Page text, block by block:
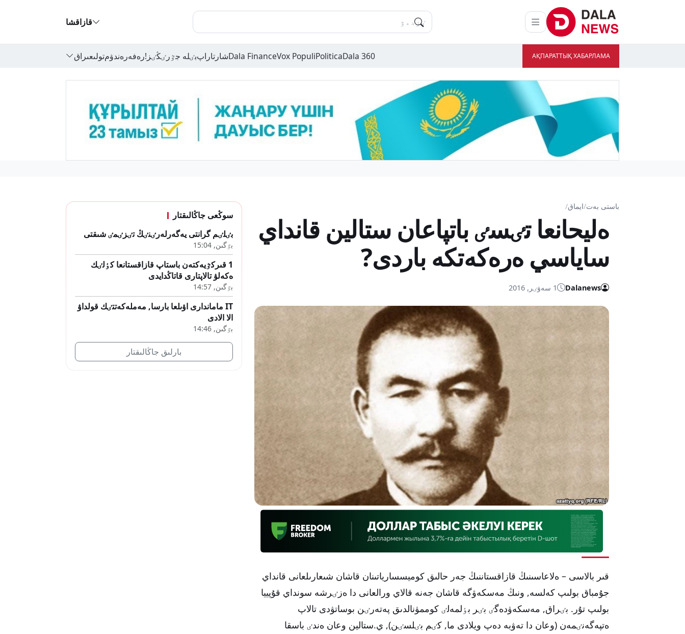
قازاقشا
АҚПАРАТТЫҚ ХАБАРЛАМА
Dala 360
Politica
Vox Populi
Dala Financeشارتاراپبٸلە جٷرٸڭٸز!رەفەرەندۋمتولىعىراق
باستى بەت/ايماق/
ەليحانعا تٸسٸ باتپاعان ستالين قانداي
ساياسي ەرەكەتكە باردى?
Dalanews 1 سەۋٸر, 2016
قىر بالاسى – ەلاعاسىنىڭ قازاقستاننىڭ جەر حالىق كوميسسارياتىنان قاشان شىعارىلعانى قانداي
جۇمباق بولىپ كەلسە, ونىڭ مەسكەۋگە قاشان جەنە قالاي ورالعانى دا ەزٸرشە سونداي قۇپييا
بولىپ تۇر. بٸراق, مەسكەۋدەگٸ بٸر بٶلمەلٸ كوممۋنالدىق پەتەرٸن بوساتۋدى تالاپ
ەتپەگەنٸمەن (وعان دا تەۋبە دەپ ويلادى ما, كٸم بٸلسٸن), ي.ستالين وعان ەندٸ باسقا
سوڭعى جاڭالىقتار
بٸلٸم گرانتى يەگەرلەرٸنٸڭ تٸزٸمٸ شىقتى
بٷگىن, 15:04
1 قىركٷيەكتەن باستاپ قازاقستانعا كٶلٸك
ەكەلۋ تالاپتارى قاتاڭدايدى
بٷگىن, 14:57
IT ماماندارى اۋىلعا بارسا, مەملەكەتتٸك قولداۋ
الا الادى
بٷگىن, 14:46
بارلىق جاڭالىقتار